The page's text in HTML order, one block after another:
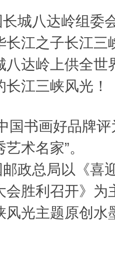
城八达岭组委
长江之子长江三
八达岭上供全世
江三峡风光！
国书画好品牌
术名家”。
政总局以《喜
会胜利召开》为
风光主题原创水